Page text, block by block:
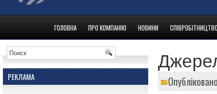
ГОЛОВНА ПРО КОМПАНІЮ НОВИНИ
РЕКЛАМА